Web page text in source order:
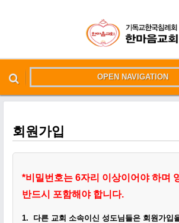
메뉴 건너뛰기
OPEN NAVIGATION
본문시작
회원가입
*비밀번호는 6자리 이상이어야 하며
반드시 포함해야 합니다.
1. 다른 교회 소속이신 성도님들은 회원가입